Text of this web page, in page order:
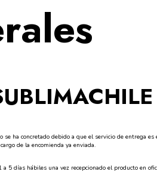
ha concretado debido a que el servicio de entrega es
de la encomienda ya enviada.
5 días hábiles una vez recepcionado el producto en